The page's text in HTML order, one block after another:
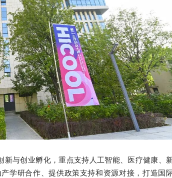
与创业孵化，重点支持人工智能、医疗健康、
学研合作、提供政策支持和资源对接，打造国